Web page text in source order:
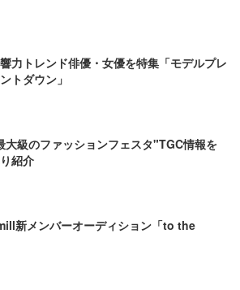
力トレンド俳優・女優を特集「モデルプレ
トダウン」
大級のファッションフェスタ"TGC情報を
紹介
新メンバーオーディション「to the